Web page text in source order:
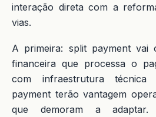
interação direta com a
vias.
A primeira: split payment vai
financeira que processa o
com infraestrutura
payment terão vantagem
que demoram a